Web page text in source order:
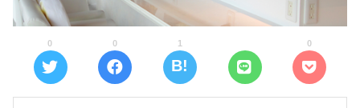
0 0 1 0